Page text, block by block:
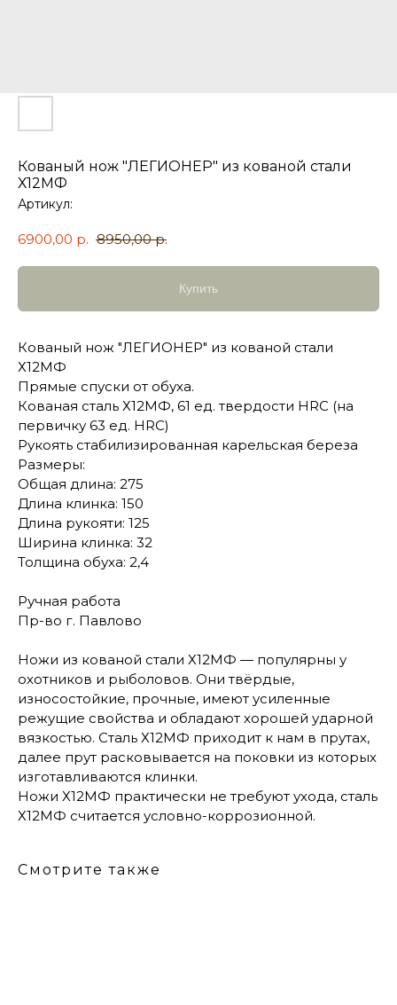
Кованый нож "ЛЕГИОНЕР" из кованой стали
Х12МФ
Артикул:
6900,00 р. 8950,00 р.
Купить
Кованый нож "ЛЕГИОНЕР" из кованой стали
Х12МФ
Прямые спуски от обуха.
Кованая сталь Х12МФ, 61 ед. твердости HRC (на
первичку 63 ед. HRC)
Рукоять стабилизированная карельская береза
Размеры:
Общая длина: 275
Длина клинка: 150
Длина рукояти: 125
Ширина клинка: 32
Толщина обуха: 2,4
Ручная работа
Пр-во г. Павлово
Ножи из кованой стали Х12МФ — популярны у
охотников и рыболовов. Они твёрдые,
износостойкие, прочные, имеют усиленные
режущие свойства и обладают хорошей ударной
вязкостью. Сталь Х12МФ приходит к нам в прутах,
далее прут расковывается на поковки из которых
изготавливаются клинки.
Ножи Х12МФ практически не требуют ухода, сталь
Х12МФ считается условно-коррозионной.
Смотрите также